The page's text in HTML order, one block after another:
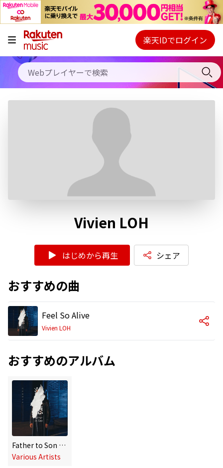
キャンペーン
料金プラン
使い方
Webプレイヤー
ご契約内容の確認・変更
楽天IDでログイン
Vivien LOH
はじめから再生 シェア
おすすめの曲
Feel So Alive
Vivien LOH
おすすめのアルバム
Father to Son (Original Sound Track)
Various Artists